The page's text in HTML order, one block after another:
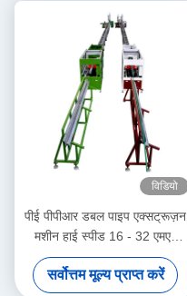
विडियो
पीई पीपीआर डबल पाइप एक्सट्रूज़न
मशीन हाई स्पीड 16 - 32 एमएम
सिंगल स्क्रू एक्सट्रूडर SJ90/33
सर्वोत्तम मूल्य प्राप्त करें